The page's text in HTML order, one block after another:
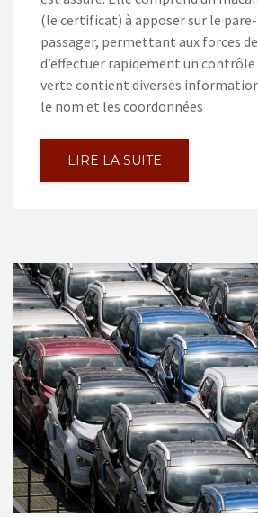
(le certificat) à apposer sur le
passager, permettant aux forces
d’effectuer rapidement un contrôle
verte contient diverses
le nom et les coordonnées
LIRE LA SUITE